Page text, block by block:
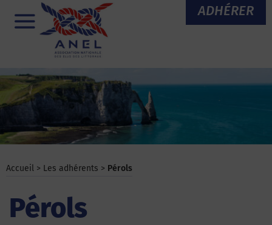
ADHÉRER
Menu
Accueil > Les adhérents > Pérols
Pérols